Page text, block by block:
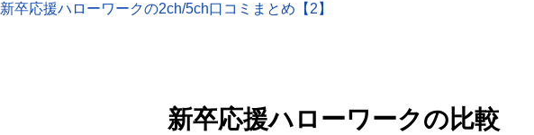
新卒応援ハローワークの2ch/5ch口コミまとめ【2】
新卒応援ハローワークの比較